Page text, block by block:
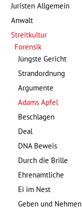
Juristen Allgemein
Anwalt
Streitkultur
Forensik
Jüngste Gericht
Strandordnung
Argumente
Adams Apfel
Beschlagen
Deal
DNA Beweis
Durch die Brille
Ehrenamtliche
Ei im Nest
Geben und Nehmen